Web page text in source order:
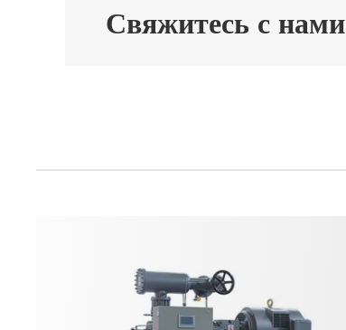
Свяжитесь с нами